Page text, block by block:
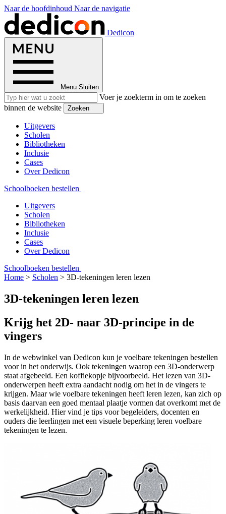
Naar de hoofdinhoud Naar de navigatie
Dedicon
Menu Sluiten
Voer je zoekterm in om te zoeken
binnen de website
Zoeken
Uitgevers
Scholen
Bibliotheken
Inclusie
Cases
Over Dedicon
Schoolboeken bestellen
Uitgevers
Scholen
Bibliotheken
Inclusie
Cases
Over Dedicon
Schoolboeken bestellen
Home > Scholen > 3D-tekeningen leren lezen
3D-tekeningen leren lezen
Krijg het 2D- naar 3D-principe in de
vingers
In de webwinkel van Dedicon kun je voelbare tekeningen bestellen
voor in het onderwijs. Ook tekeningen waarop een 3D-onderwerp
staat afgebeeld. Een koffiekopje bijvoorbeeld. Het lezen van 3D-
onderwerpen heeft extra aandacht nodig om het in de vingers te
krijgen. Maar wie voelbare tekeningen heeft leren lezen, kan zich op
basis daarvan een goed mentaal plaatje vormen dat overkomt met de
werkelijkheid. Hier vind je tips voor begeleiders, docenten en
ouders die leerlingen met een visuele beperking leren voelbare
tekeningen te lezen.